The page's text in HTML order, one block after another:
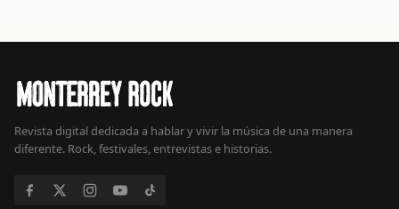
Revista digital dedicada a hablar y vivir la música de una manera
diferente. Rock, festivales, entrevistas e historias.